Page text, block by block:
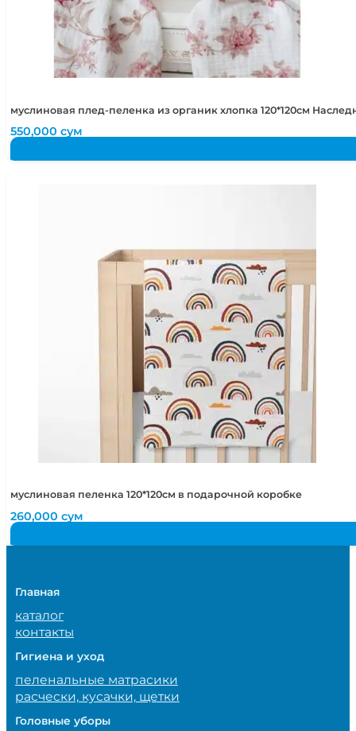
муслиновая плед-пеленка из органик хлопка 120*120см
550,000сум
муслиновая пеленка 120*120см в подарочной коробке
260,000сум
Главная
каталог
контакты
Гигиена и уход
пеленальные матрасики
расчески, кусачки, щетки
Головные уборы